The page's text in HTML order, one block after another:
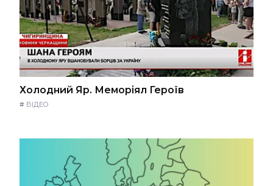
Холодний Яр. Меморіял Героїв
# ВІДЕО